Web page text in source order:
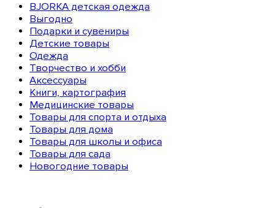
BJORKA детская одежда
Выгодно
Подарки и сувениры
Детские товары
Одежда
Творчество и хобби
Аксессуары
Книги, картография
Медицинские товары
Товары для спорта и отдыха
Товары для дома
Товары для школы и офиса
Товары для сада
Новогодние товары